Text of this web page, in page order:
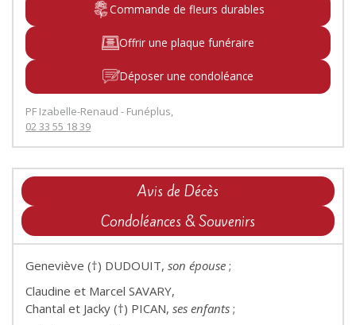
Commande de fleurs durables
Offrir une plaque funéraire
Déposer une condoléance
PF Izabelle-Renaud - Funéplus,
02 33 55 18 39
Avis de Décès
Condoléances & Souvenirs
Geneviève (†) DUDOUIT, son épouse ;
Claudine et Marcel SAVARY,
Chantal et Jacky (†) PICAN, ses enfants ;